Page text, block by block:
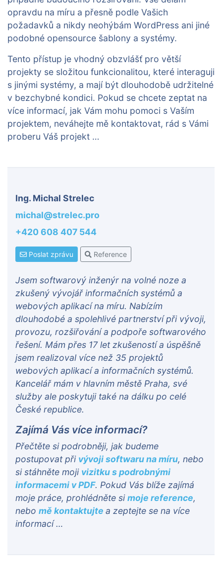
opravdu na míru a přesně podle Vašich
požadavků a nikdy neohýbám WordPress ani jiné
podobné opensource šablony a systémy.
Tento přístup je vhodný obzvlášť pro větší
projekty se složitou funkcionalitou, které interaguji
s jinými systémy, a mají být dlouhodobě udržitelné
v bezchybné kondici. Pokud se chcete zeptat na
více informací, jak Vám mohu pomoci s Vaším
projektem, neváhejte mě kontaktovat, rád s Vámi
proberu Váš projekt …
Ing. Michal Strelec
michal@strelec.pro
+420 608 407 544
Poslat zprávu Reference
Jsem softwarový inženýr na volné noze a
zkušený vývojář informačních systémů a
webových aplikací na míru. Nabízím
dlouhodobé a spolehlivé partnerství při vývoji,
provozu, rozšiřování a podpoře softwarového
řešení. Mám přes 17 let zkušeností a úspěšně
jsem realizoval více než 35 projektů
webových aplikací a informačních systémů.
Kancelář mám v hlavním městě Praha, své
služby ale poskytuji také na dálku po celé
České republice.
Zajímá Vás více informací?
Přečtěte si podrobněji, jak budeme
postupovat při vývoji softwaru na míru, nebo
si stáhněte moji vizitku s podrobnými
informacemi v PDF. Pokud Vás blíže zajímá
moje práce, prohlédněte simoje reference,
nebo mě kontaktujte a zeptejte se na více
informací …